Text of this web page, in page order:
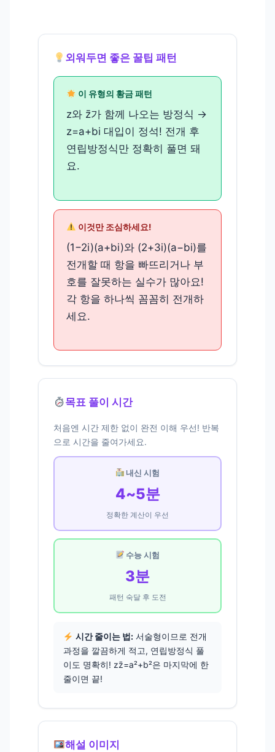
외워두면 좋은 꿀팁 패턴
이 유형의 황금 패턴
z와 z̄가 함께 나오는 방정식 →
z=a+bi 대입이 정석! 전개 후
연립방정식만 정확히 풀면 돼
요.
이것만 조심하세요!
(1−2i)(a+bi)와 (2+3i)(a−bi)를
전개할 때 항을 빠뜨리거나 부
호를 잘못하는 실수가 많아요!
각 항을 하나씩 꼼꼼히 전개하
세요.
목표 풀이 시간
처음엔 시간 제한 없이 완전 이해 우선! 반복
으로 시간을 줄여가세요.
내신 시험
4~5분
정확한 계산이 우선
수능 시험
3분
패턴 숙달 후 도전
시간 줄이는 법:서술형이므로 전개
과정을 깔끔하게 적고, 연립방정식 풀
이도 명확히! zz̄=a²+b²은 마지막에 한
줄이면 끝!
해설 이미지